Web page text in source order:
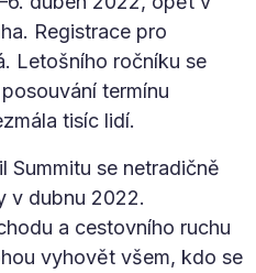
Registrace pro
Letošního ročníku se
termínu
tisíc lidí.
Summitu se netradičně
v dubnu 2022.
a cestovního ruchu
vyhovět všem, kdo se